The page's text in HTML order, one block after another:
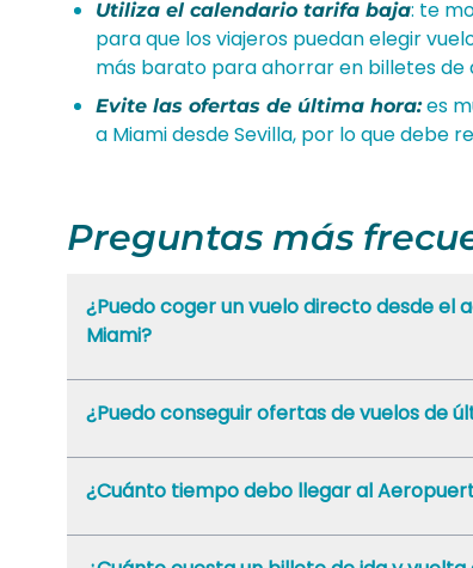
Utiliza el calendario tarifa baja: te
para que los viajeros puedan elegir
más barato para ahorrar en billetes de
Evite las ofertas de última hora:es
a Miami desde Sevilla, por lo que debe
Preguntas más
¿Puedo coger un vuelo directo desde
Miami?
¿Puedo conseguir ofertas de vuelos de
¿Cuánto tiempo debo llegar al